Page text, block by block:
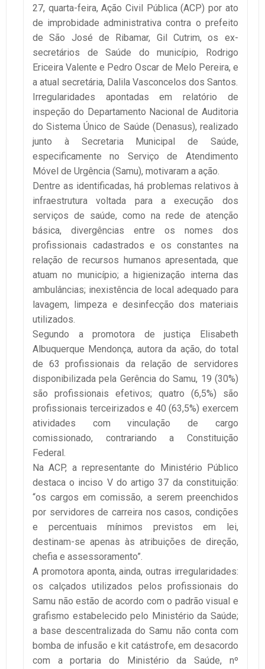
27, quarta-feira, Ação Civil Pública (ACP) por ato
de improbidade administrativa contra o prefeito
de São José de Ribamar, Gil Cutrim, os ex-
secretários de Saúde do município, Rodrigo
Ericeira Valente e Pedro Oscar de Melo Pereira, e
a atual secretária, Dalila Vasconcelos dos Santos.
Irregularidades apontadas em relatório de
inspeção do Departamento Nacional de Auditoria
do Sistema Único de Saúde (Denasus), realizado
junto à Secretaria Municipal de Saúde,
especificamente no Serviço de Atendimento
Móvel de Urgência (Samu), motivaram a ação.
Dentre as identificadas, há problemas relativos à
infraestrutura voltada para a execução dos
serviços de saúde, como na rede de atenção
básica, divergências entre os nomes dos
profissionais cadastrados e os constantes na
relação de recursos humanos apresentada, que
atuam no município; a higienização interna das
ambulâncias; inexistência de local adequado para
lavagem, limpeza e desinfecção dos materiais
utilizados.
Segundo a promotora de justiça Elisabeth
Albuquerque Mendonça, autora da ação, do total
de 63 profissionais da relação de servidores
disponibilizada pela Gerência do Samu, 19 (30%)
são profissionais efetivos; quatro (6,5%) são
profissionais terceirizados e 40 (63,5%) exercem
atividades com vinculação de cargo
comissionado, contrariando a Constituição
Federal.
Na ACP, a representante do Ministério Público
destaca o inciso V do artigo 37 da constituição:
“os cargos em comissão, a serem preenchidos
por servidores de carreira nos casos, condições
e percentuais mínimos previstos em lei,
destinam-se apenas às atribuições de direção,
chefia e assessoramento”.
A promotora aponta, ainda, outras irregularidades:
os calçados utilizados pelos profissionais do
Samu não estão de acordo com o padrão visual e
grafismo estabelecido pelo Ministério da Saúde;
a base descentralizada do Samu não conta com
bomba de infusão e kit catástrofe, em desacordo
com a portaria do Ministério da Saúde, nº